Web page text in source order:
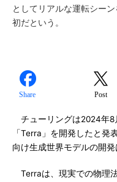
としてリアルな運転シー
初だという。
Share Post
チューリングは2024年8
「Terra」を開発したと発
向け生成世界モデルの開発
Terraは、現実での物理